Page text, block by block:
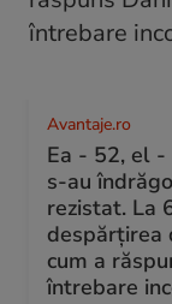
Avantaje.ro
Ea - 52, el -
s-au
rezistat. La
despărțirea
cum a
întrebare